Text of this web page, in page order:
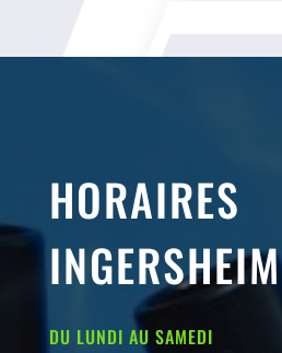
HORAIRES
INGERSHEIM
DU LUNDI AU SAMEDI